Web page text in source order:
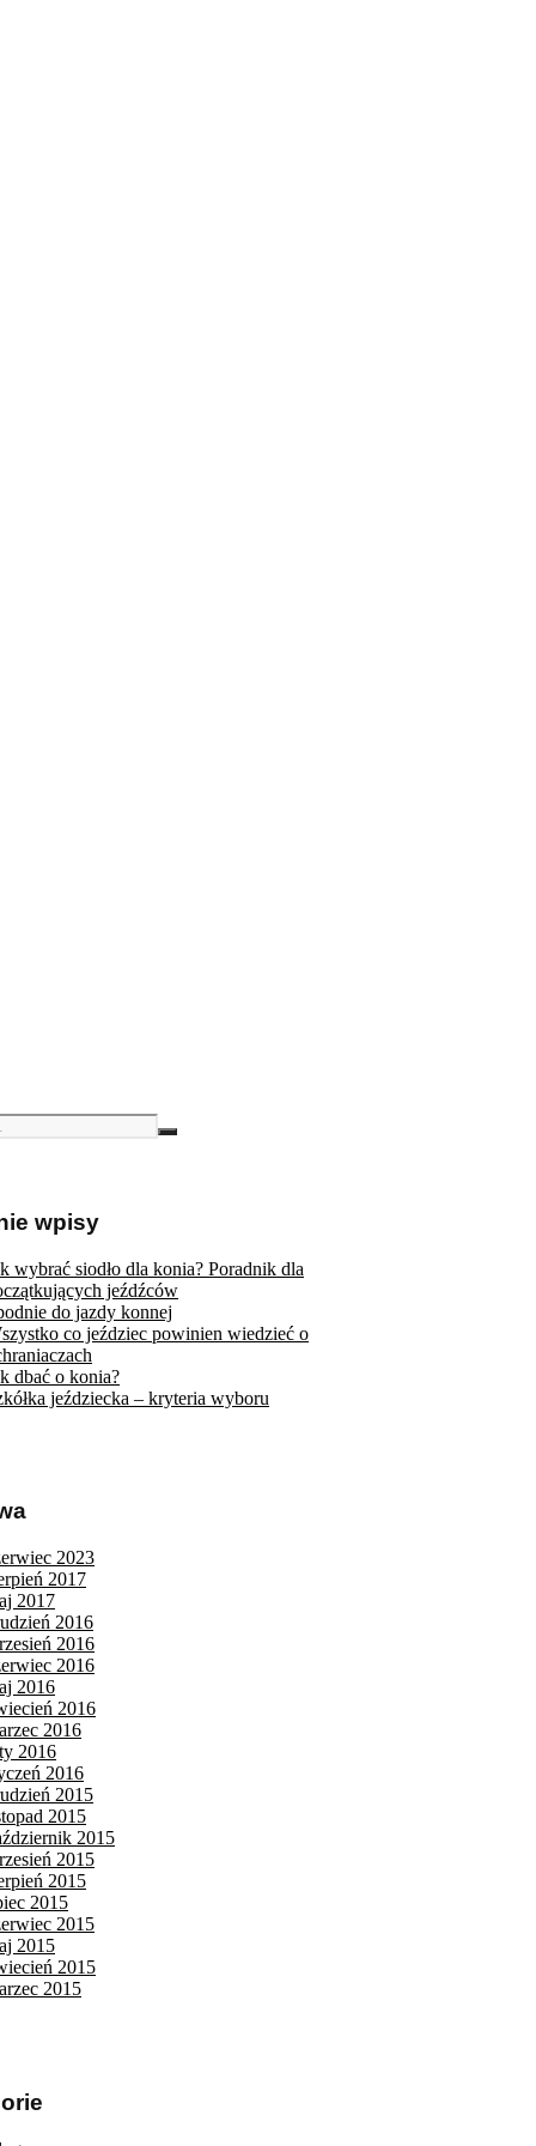
wpisy
wybrać siodło dla konia? Poradnik dla
jeźdźców
do jazdy konnej
co jeździec powinien wiedzieć o
dbać o konia?
jeździecka – kryteria wyboru
2023
2017
2017
2016
2016
2016
2016
2016
2016
2016
2016
2015
2015
2015
2015
2015
2015
2015
2015
2015
2015